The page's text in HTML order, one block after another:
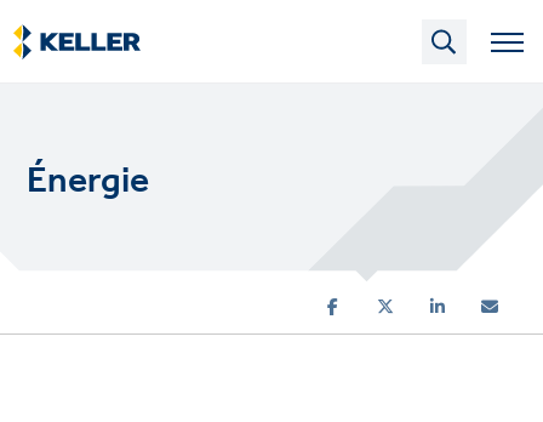
Skip
to
main
Énergie